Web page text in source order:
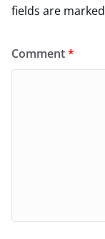
fields are marked
Comment*